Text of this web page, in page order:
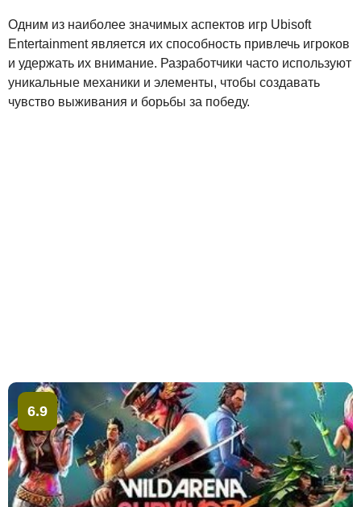
Одним из наиболее значимых аспектов игр Ubisoft
Entertainment является их способность привлечь игроков
и удержать их внимание. Разработчики часто используют
уникальные механики и элементы, чтобы создавать
чувство выживания и борьбы за победу.
6.9